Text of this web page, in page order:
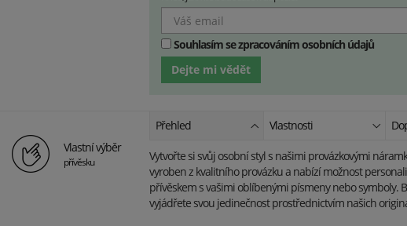
Souhlasím se zpracováním osobních údajů
Dejte mi vědět
Vlastní výběr
přívěsku
Přehled Vlastnosti
Vytvořte si svůj osobní styl s našimi provázkovými
vyroben z kvalitního provázku a nabízí možnost
přívěskem s vašimi oblíbenými písmeny nebo symboly.
vyjádřete svou jedinečnost prostřednictvím našich